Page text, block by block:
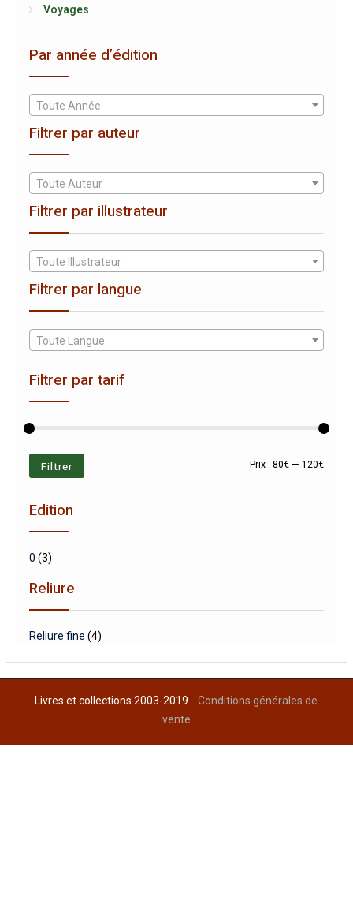
Voyages
Par année d’édition
Toute Année
Filtrer par auteur
Toute Auteur
Filtrer par illustrateur
Toute Illustrateur
Filtrer par langue
Toute Langue
Filtrer par tarif
Prix
Prix
Filtrer Prix :80€ —120€
Edition
0 (3)
Reliure
Reliure fine (4)
Livres et collections 2003-2019Conditions générales de
vente